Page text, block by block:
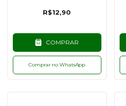
R$12,90
COMPRAR
Comprar no WhatsApp